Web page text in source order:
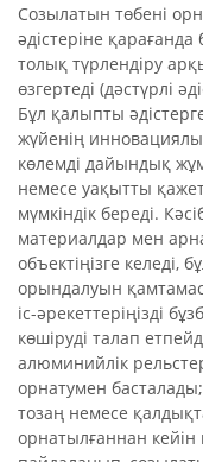
Созылатын төбені
әдістеріне
толық түрлендіру
өзгертеді (дәстүрлі
Бұл қалыпты
жүйенің
көлемді дайындық
немесе уақытты
мүмкіндік береді.
материалдар мен
объектіңізге келеді,
орындалуын
іс-әрекеттеріңізді
көшіруді талап
алюминийлік
орнатумен
тозаң немесе
орнатылғаннан